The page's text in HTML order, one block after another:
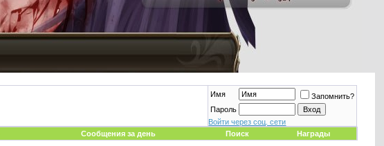
Имя
Запомнить?
Пароль
Войти через соц. сети
Сообщения за день Поиск Награды